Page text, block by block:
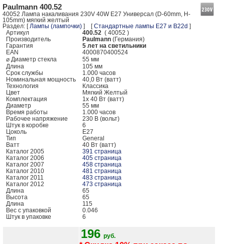
Paulmann 400.52
40052 Лампа накаливания 230V 40W E27 Универсал (D-60mm, H-
105mm) мягкий желтый
Раздел: [ Лампы (лампочки) ] [Стандартные лампы E27 и B22d ]
Артикул
400.52 ( 40052 )
Производитель
Paulmann (Германия)
Гарантия
5 лет на светильники
EAN
4000870400524
⌀ Диаметр стекла
55 мм
Длина
105 мм
Срок службы
1.000 часов
Номинальная мощность
40,0 Вт (ватт)
Технология
Классика
Цвет
Мягкий Желтый
Комплектация
1x 40 Вт (ватт)
Диаметр
55 мм
Время работы
1.000 часов
Рабочее напряжение
230 В (вольт)
Штук в коробке
6
Цоколь
E27
Тип
General
Ватт
40 Вт (ватт)
Каталог 2005
391 страница
Каталог 2006
405 страница
Каталог 2007
458 страница
Каталог 2010
481 страница
Каталог 2011
483 страница
Каталог 2012
473 страница
Длина
65
Высота
65
Длина
115
Вес с упаковкой
0.046
Штук в упаковке
6
196 руб.